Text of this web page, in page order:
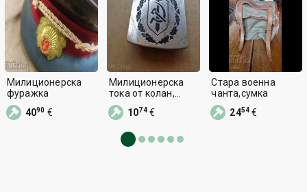
Милиционерска
фуражка
4090 €
Милиционерска
тока от колан,
катарама,
унифрма
1074€
Стара военна
чанта,сумка
2454 €